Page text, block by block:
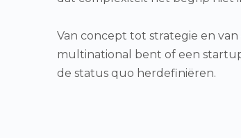
Van concept tot strategie en
multinational bent of een
de status quo herdefiniëren.